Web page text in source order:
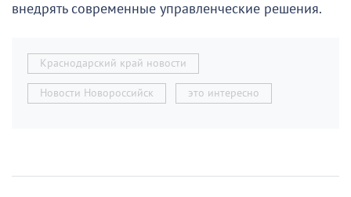
внедрять современные управленческие решения.
Краснодарский край новости
Новости Новороссийск это интересно